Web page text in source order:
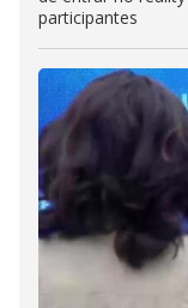
participantes